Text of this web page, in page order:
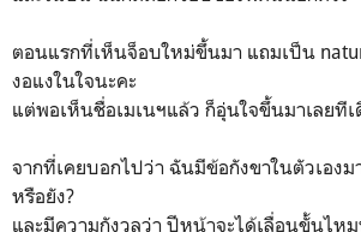
ตอนแรกที่เห็นจ็อบใหม่ขึ้นมา แถมเป็น
งอแงในใจนะคะ
แต่พอเห็นชื่อเมเนฯแล้ว ก็อุ่นใจขึ้นมาเลยทีเ
จากที่เคยบอกไปว่า ฉันมีข้อกังขาในตัวเอง
หรือยัง?
และมีความกังวลว่า ปีหน้าจะได้เลื่อนขั้นไหม